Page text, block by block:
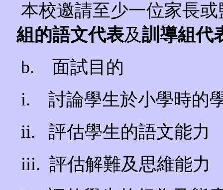
本校邀請至少一位家長
組的語文代表及訓導組代
b. 面試目的
i. 討論學生於小學時的
ii. 評估學生的語文能力
iii. 評估解難及思維能力